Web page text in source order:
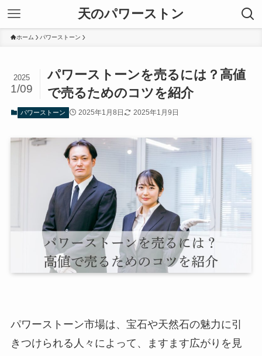
天のパワーストン
ホーム パワーストーン
パワーストーンを売るには？高値
で売るためのコツを紹介
2025
1/09
パワーストーン 2025年1月8日 2025年1月9日
パワーストーン市場は、宝石や天然石の魅力に引
きつけられる人々によって、ますます広がりを見